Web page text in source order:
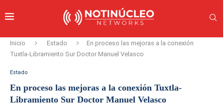
Inicio Estado
En proceso las mejoras a la conexión
Tuxtla-Libramiento Sur Doctor Manuel Velasco
Estado
En proceso las mejoras a la conexión Tuxtla-
Libramiento Sur Doctor Manuel Velasco